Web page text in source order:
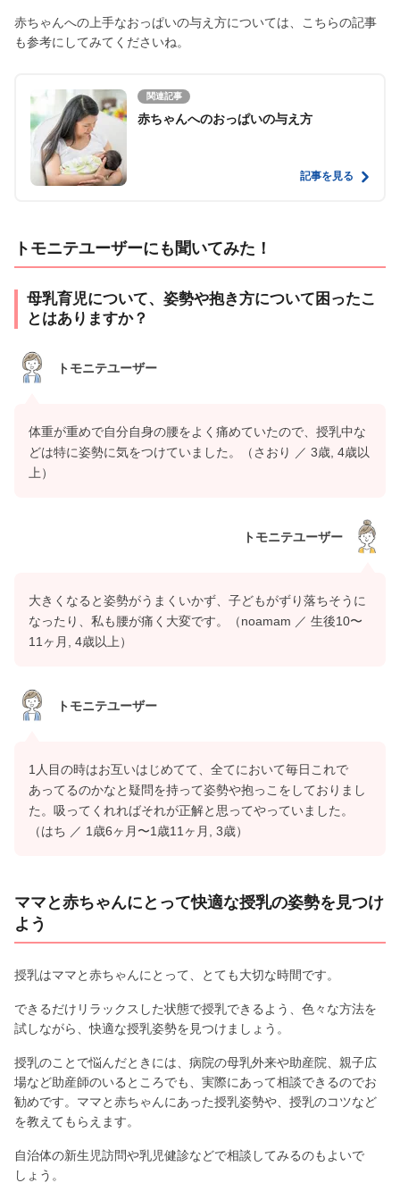
赤ちゃんへの上手なおっぱいの与え方については、こちらの記事
も参考にしてみてくださいね。
関連記事
赤ちゃんへのおっぱいの与え方
記事を見る
トモニテユーザーにも聞いてみた！
母乳育児について、姿勢や抱き方について困ったこ
とはありますか？
トモニテユーザー
体重が重めで自分自身の腰をよく痛めていたので、授乳中な
どは特に姿勢に気をつけていました。（さおり ／ 3歳, 4歳以
上）
トモニテユーザー
大きくなると姿勢がうまくいかず、子どもがずり落ちそうに
なったり、私も腰が痛く大変です。（noamam ／ 生後10〜
11ヶ月, 4歳以上）
トモニテユーザー
1人目の時はお互いはじめてて、全てにおいて毎日これで
あってるのかなと疑問を持って姿勢や抱っこをしておりまし
た。吸ってくれればそれが正解と思ってやっていました。
（はち ／ 1歳6ヶ月〜1歳11ヶ月, 3歳）
ママと赤ちゃんにとって快適な授乳の姿勢を見つけ
よう
授乳はママと赤ちゃんにとって、とても大切な時間です。
できるだけリラックスした状態で授乳できるよう、色々な方法を
試しながら、快適な授乳姿勢を見つけましょう。
授乳のことで悩んだときには、病院の母乳外来や助産院、親子広
場など助産師のいるところでも、実際にあって相談できるのでお
勧めです。ママと赤ちゃんにあった授乳姿勢や、授乳のコツなど
を教えてもらえます。
自治体の新生児訪問や乳児健診などで相談してみるのもよいで
しょう。